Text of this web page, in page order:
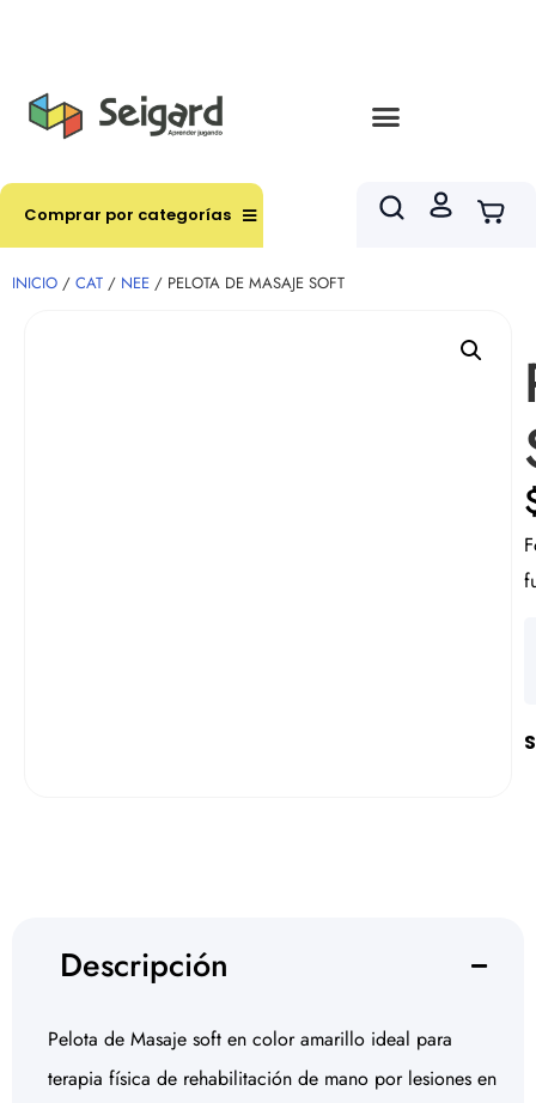
Comprar por categorías
INICIO / CAT / NEE / PELOTA DE MASAJE SOFT
Descripción
Pelota de Masaje soft en color amarillo ideal para
terapia física de rehabilitación de mano por lesiones en